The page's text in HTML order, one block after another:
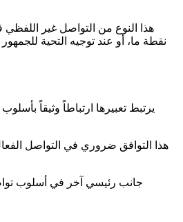
هذا النوع من التواصل غير اللفظي
نقطة ما، أو عند توجيه التحية
يرتبط تعبيرها ارتباطاً وثيقاً
هذا التوافق ضروري في التواصل
جانب رئيسي آخر في أسلوب